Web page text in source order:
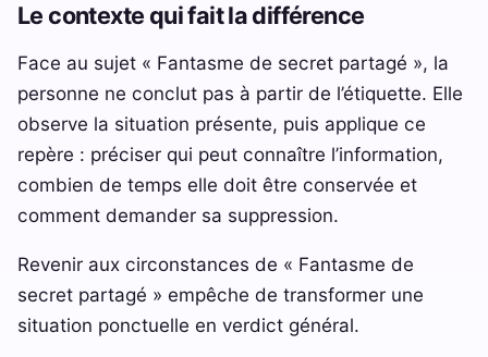
Le contexte qui fait la différence
Face au sujet « Fantasme de secret partagé », la
personne ne conclut pas à partir de l’étiquette. Elle
observe la situation présente, puis applique ce
repère : préciser qui peut connaître l’information,
combien de temps elle doit être conservée et
comment demander sa suppression.
Revenir aux circonstances de « Fantasme de
secret partagé » empêche de transformer une
situation ponctuelle en verdict général.